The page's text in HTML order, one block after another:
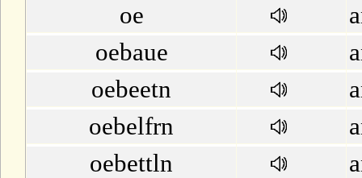
R
S
T
U
oe
oebaue
oebeetn
oebelfrn
oebettln